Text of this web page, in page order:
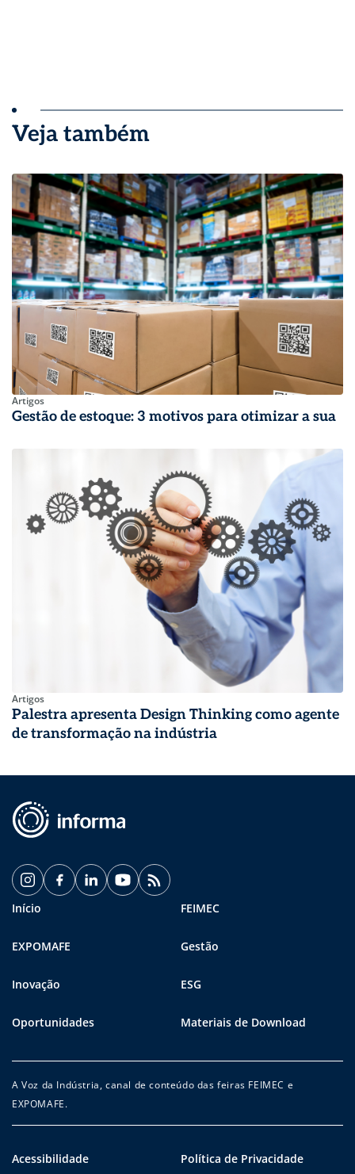
Veja também
Artigos
Gestão de estoque: 3 motivos para otimizar a sua
Artigos
Palestra apresenta Design Thinking como agente
de transformação na indústria
Início FEIMEC
EXPOMAFE Gestão
Inovação ESG
Oportunidades Materiais de Download
A Voz da Indústria, canal de conteúdo das feiras FEIMEC e
EXPOMAFE.
Acessibilidade Política de Privacidade